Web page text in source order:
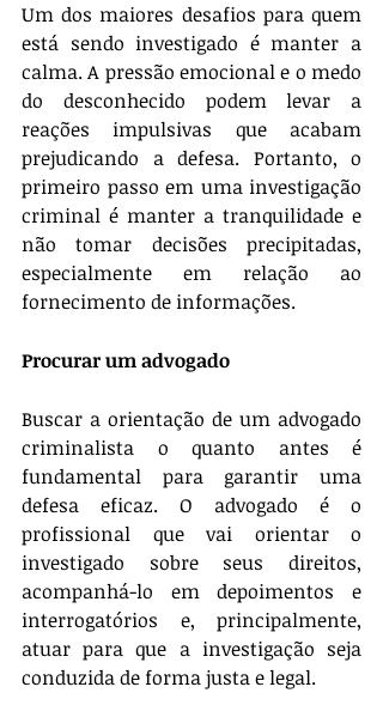
Um dos maiores desafios para quem
está sendo investigado é manter a
calma. A pressão emocional e o medo
do desconhecido podem levar a
reações impulsivas que acabam
prejudicando a defesa. Portanto, o
primeiro passo em uma investigação
criminal é manter a tranquilidade e
não tomar decisões precipitadas,
especialmente em relação ao
fornecimento de informações.
Procurar um advogado
Buscar a orientação de um advogado
criminalista o quanto antes é
fundamental para garantir uma
defesa eficaz. O advogado é o
profissional que vai orientar o
investigado sobre seus direitos,
acompanhá-lo em depoimentos e
interrogatórios e, principalmente,
atuar para que a investigação seja
conduzida de forma justa e legal.